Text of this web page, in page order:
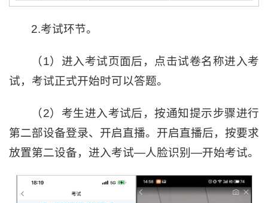
2.考试环节。
（1）进入考试页面后，点击试卷名称进入考
试，考试正式开始时可以答题。
（2）考生进入考试后，按通知提示步骤进行
第二部设备登录、开启直播。开启直播后，按要求
放置第二设备，进入考试—人脸识别—开始考试。